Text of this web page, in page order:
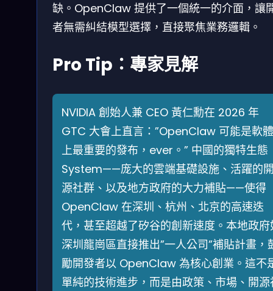
缺。OpenClaw 提供了一個統一的介面，讓
者無需糾結模型選擇，直接聚焦業務邏輯。
Pro Tip：專家見解
NVIDIA 創始人兼 CEO 黃仁勳在 2026 年
GTC 大會上直言：”OpenClaw 可能是軟
上最重要的發布，ever。” 中國的獨特生態
System——庞大的雲端基礎設施、活躍的
源社群、以及地方政府的大力補貼——使得
OpenClaw 在深圳、杭州、北京的高速迭
代，甚至超越了矽谷的創新速度。本地政府
深圳龍崗區直接推出”一人公司”補貼計畫，
勵開發者以 OpenClaw 為核心創業。這不
單純的技術進步，而是由政策、市場、開源